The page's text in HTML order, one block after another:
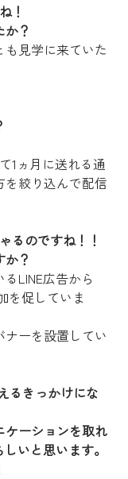
！
？
も見学に来ていた
1ヵ月に送れる通
絞り込んで配信
るのですね！！
？
LINE広告から
を促していま
ーを設置してい
るきっかけにな
ケーションを取れ
いと思います。